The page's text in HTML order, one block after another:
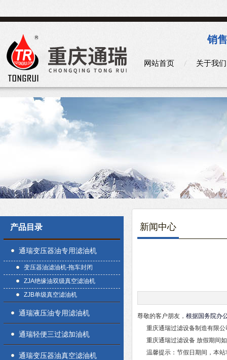
销
网站首页 关于我们
产品目录
通瑞变压器油专用滤油机
变压器油滤油机-拖车封闭
ZJA绝缘油双级真空滤油机
ZJB单级真空滤油机
通瑞液压油专用滤油机
通瑞轻便三过滤加油机
通瑞变压器油真空滤油机
新闻中心
尊敬的客户朋友， 根据国务院办
重庆通瑞过滤设备制造有限公
重庆通瑞过滤设备 放假期间如
温馨提示：节假日期间，本站